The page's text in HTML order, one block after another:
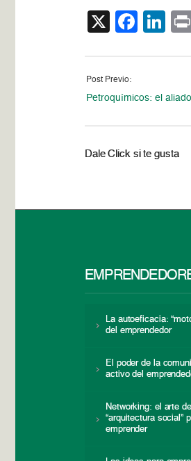
X
Post Previo:
Petroquímicos: el
Dale Click si te gusta
La autoeficacia:
del emprendedor
El poder de la
activo del
Networking: el arte
“arquitectura social”
emprender